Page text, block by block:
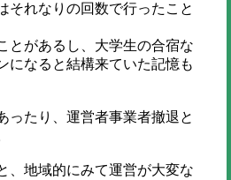
それなりの回数で行ったこと
があるし、大学生の合宿な
になると結構来ていた記憶も
たり、運営者事業者撤退と
地域的にみて運営が大変な